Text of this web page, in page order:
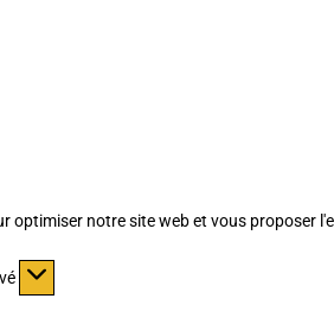
optimiser notre site web et vous proposer